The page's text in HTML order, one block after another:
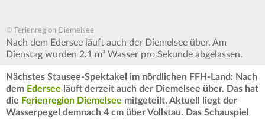
© Ferienregion Diemelsee
Nach dem Edersee läuft auch der Diemelsee über. Am
Dienstag wurden 2.1 m³ Wasser pro Sekunde abgelassen.
Nächstes Stausee-Spektakel im nördlichen FFH-Land: Nach
dem Edersee läuft derzeit auch der Diemelsee über. Das hat
die Ferienregion Diemelsee mitgeteilt. Aktuell liegt der
Wasserpegel demnach 4 cm über Vollstau. Das Schauspiel